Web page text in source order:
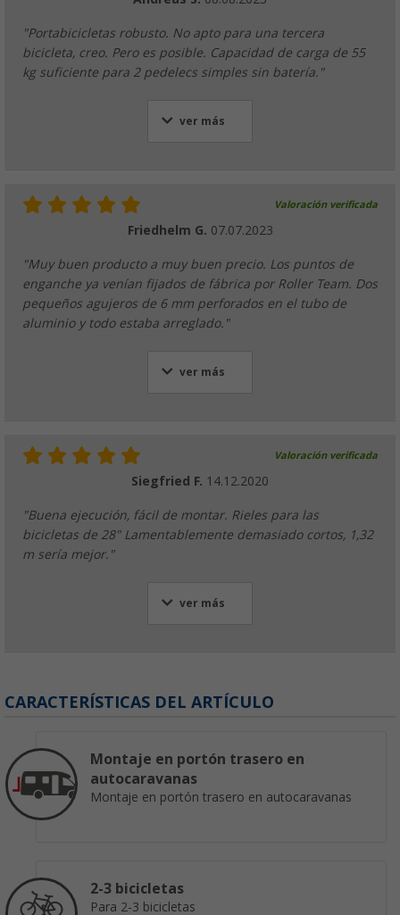
"Portabicicletas robusto. No apto para una tercera
bicicleta, creo. Pero es posible. Capacidad de carga de 55
kg suficiente para 2 pedelecs simples sin batería."
ver más
Valoración verificada
Friedhelm G. 07.07.2023
"Muy buen producto a muy buen precio. Los puntos de
enganche ya venían fijados de fábrica por Roller Team. Dos
pequeños agujeros de 6 mm perforados en el tubo de
aluminio y todo estaba arreglado."
ver más
Valoración verificada
Siegfried F. 14.12.2020
"Buena ejecución, fácil de montar. Rieles para las
bicicletas de 28" Lamentablemente demasiado cortos, 1,32
m sería mejor."
ver más
CARACTERÍSTICAS DEL ARTÍCULO
Montaje en portón trasero en
autocaravanas
Montaje en portón trasero en autocaravanas
2-3 bicicletas
Para 2-3 bicicletas